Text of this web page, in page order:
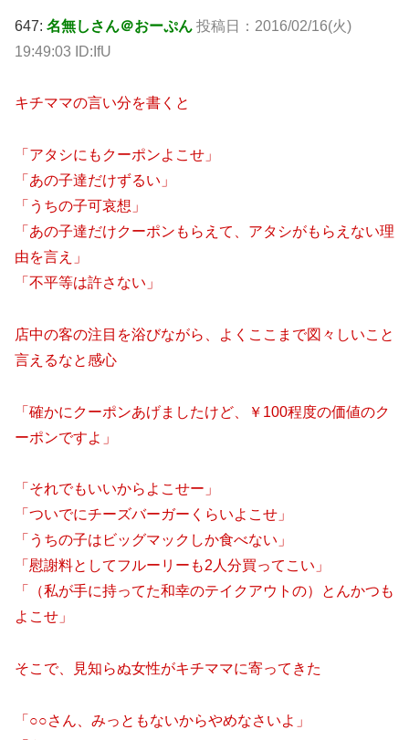
647: 名無しさん＠おーぷん 投稿日：2016/02/16(火)
19:49:03 ID:IfU
キチママの言い分を書くと
「アタシにもクーポンよこせ」
「あの子達だけずるい」
「うちの子可哀想」
「あの子達だけクーポンもらえて、アタシがもらえない理
由を言え」
「不平等は許さない」
店中の客の注目を浴びながら、よくここまで図々しいこと
言えるなと感心
「確かにクーポンあげましたけど、￥100程度の価値のク
ーポンですよ」
「それでもいいからよこせー」
「ついでにチーズバーガーくらいよこせ」
「うちの子はビッグマックしか食べない」
「慰謝料としてフルーリーも2人分買ってこい」
「（私が手に持ってた和幸のテイクアウトの）とんかつも
よこせ」
そこで、見知らぬ女性がキチママに寄ってきた
「○○さん、みっともないからやめなさいよ」